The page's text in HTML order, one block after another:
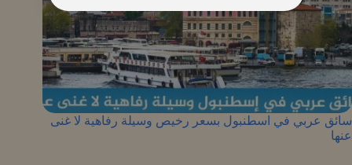
سائق عربي في اسطنبول بسعر رخيص وسيلة رفاهية لا غنى
عنها